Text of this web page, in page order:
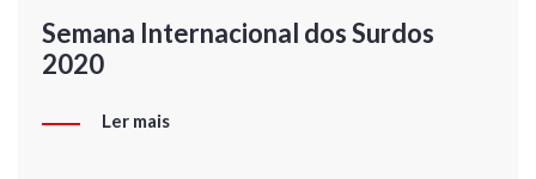
Semana Internacional dos Surdos
2020
Ler mais